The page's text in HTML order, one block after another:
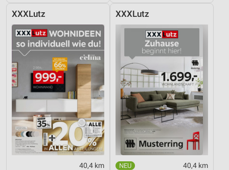
XXXLutz
40,4 km
XXXLutz
40,4 km
Entwicklung und Verbesserung der Angebote
Verwendung reduzierter Daten zur Auswahl von
Inhalten
IAB-Besonderheiten:
Verwendung genauer Standortdaten
Geräte anhand von aktiv angeforderten
Informationen identifizieren
Nicht-IAB-Verarbeitungszwecke:
Notwendig